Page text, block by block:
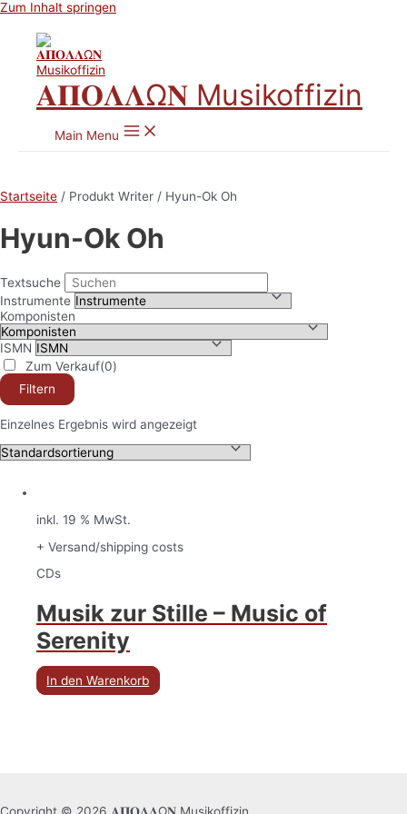
Zum Inhalt springen
𝚨𝚷𝚶𝚲𝚲Ω𝚴 Musikoffizin
Main Menu
Startseite / Produkt Writer / Hyun-Ok Oh
Hyun-Ok Oh
Textsuche
Instrumente
Komponisten
ISMN
Zum Verkauf(0)
Filtern
Einzelnes Ergebnis wird angezeigt
inkl. 19 % MwSt.
+ Versand/shipping costs
CDs
Musik zur Stille – Music of
Serenity
In den Warenkorb
Copyright © 2026 𝚨𝚷𝚶𝚲𝚲Ω𝚴 Musikoffizin